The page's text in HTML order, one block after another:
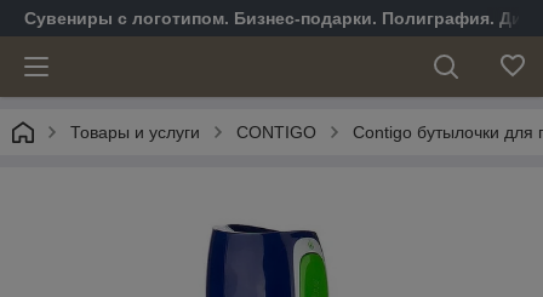
Сувениры с логотипом. Бизнес-подарки. Полиграфия.
Товары и услуги CONTIGO Contigo бутылочки для